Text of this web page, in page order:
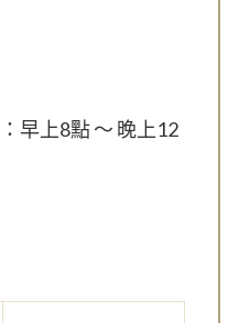
早上8點 ～ 晚上12